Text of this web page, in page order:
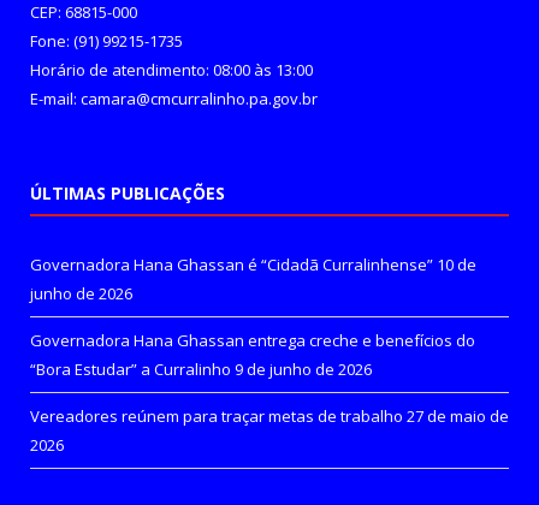
CEP: 68815-000
Fone: (91) 99215-1735
Horário de atendimento: 08:00 às 13:00
E-mail: camara@cmcurralinho.pa.gov.br
ÚLTIMAS PUBLICAÇÕES
Governadora Hana Ghassan é “Cidadã Curralinhense” 10 de
junho de 2026
Governadora Hana Ghassan entrega creche e benefícios do
“Bora Estudar” a Curralinho 9 de junho de 2026
Vereadores reúnem para traçar metas de trabalho 27 de maio de
2026